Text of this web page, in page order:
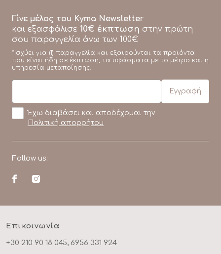
Γίνε μέλος του Kyma Newsletter
και εξασφάλισε 10€ έκπτωση στην πρώτη
σου παραγγελία άνω των 100€
*Ισχύει για (1) παραγγελία και εξαιρούνται τα προϊόντα
που είναι ήδη σε έκπτωση, τα υφάσματα με το μέτρο και η
υπηρεσία μεταποίησης.
Έχω διαβάσει και αποδέχομαι την
Πολιτική απορρήτου
Follow us:
Επικοινωνία
+30 210 90 18 045, 6956 331 924